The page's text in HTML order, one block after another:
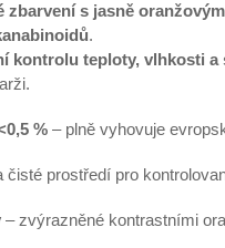
zbarvení s jasně
.
kontrolu teploty, vlhkosti a
% – plně vyhovuje
čisté prostředí pro
– zvýrazněné kontrastními